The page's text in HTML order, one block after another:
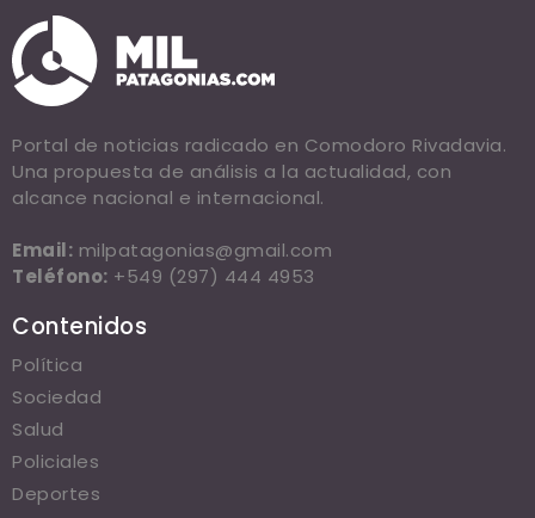
Portal de noticias radicado en Comodoro Rivadavia.
Una propuesta de análisis a la actualidad, con
alcance nacional e internacional.
Email: milpatagonias@gmail.com
Teléfono: +549 (297) 444 4953
Contenidos
Política
Sociedad
Salud
Policiales
Deportes